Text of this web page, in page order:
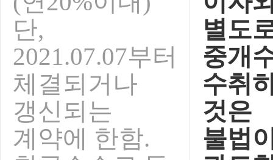
단,
2021.07.07부터
체결되거나
갱신되는
계약에 한함.
별도
중개
수취
것은
불법